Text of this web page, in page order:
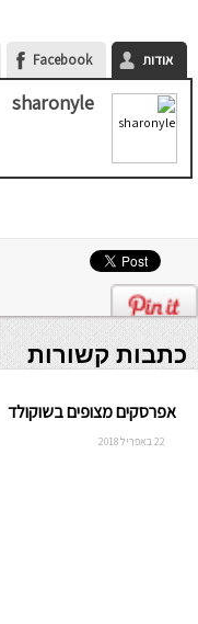
אודות Facebook
sharonyle
כתבות קשורות
אפרסקים מצופים בשוקולד
22 באפריל 2018